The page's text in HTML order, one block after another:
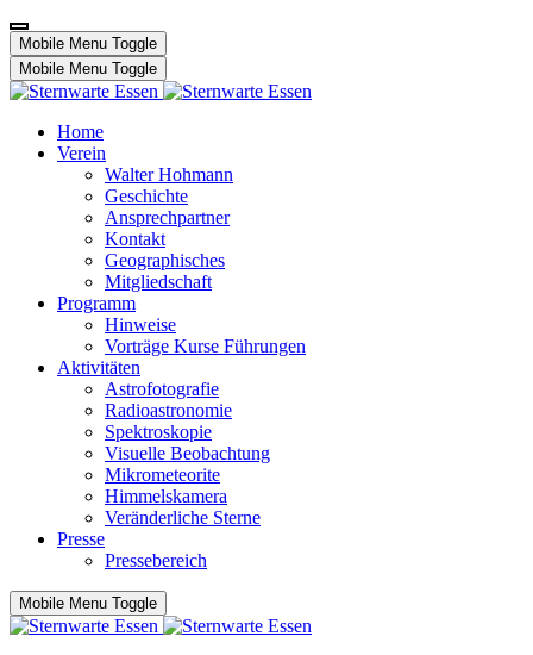
Mobile Menu Toggle
Mobile Menu Toggle
Home
Verein
Walter Hohmann
Geschichte
Ansprechpartner
Kontakt
Geographisches
Mitgliedschaft
Programm
Hinweise
Vorträge Kurse Führungen
Aktivitäten
Astrofotografie
Radioastronomie
Spektroskopie
Visuelle Beobachtung
Mikrometeorite
Himmelskamera
Veränderliche Sterne
Presse
Pressebereich
Mobile Menu Toggle